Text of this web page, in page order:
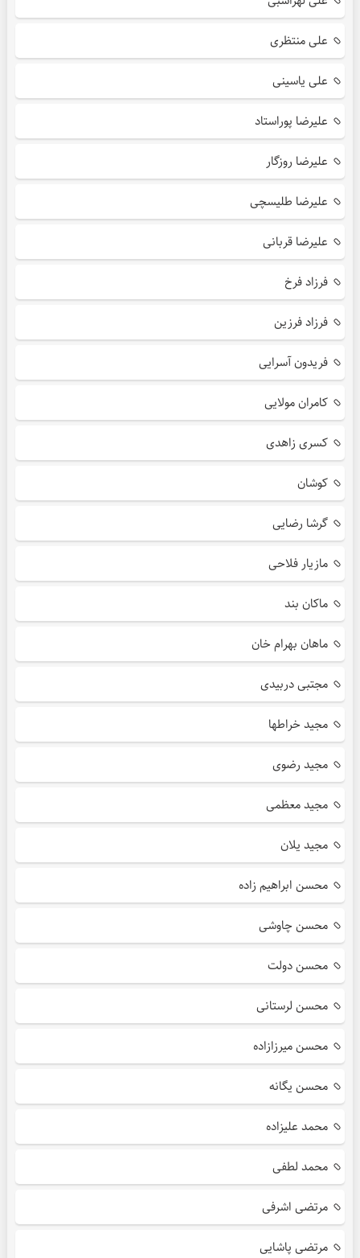
علی منتظری
علی یاسینی
علیرضا پوراستاد
علیرضا روزگار
علیرضا طلیسچی
علیرضا قربانی
فرزاد فرخ
فرزاد فرزین
فریدون آسرایی
کامران مولایی
کسری زاهدی
کوشان
گرشا رضایی
مازیار فلاحی
ماکان بند
ماهان بهرام خان
مجتبی دربیدی
مجید خراطها
مجید رضوی
مجید معظمی
مجید یلان
محسن ابراهیم زاده
محسن چاوشی
محسن دولت
محسن لرستانی
محسن میرزازاده
محسن یگانه
محمد علیزاده
محمد لطفی
مرتضی اشرفی
مرتضی پاشایی